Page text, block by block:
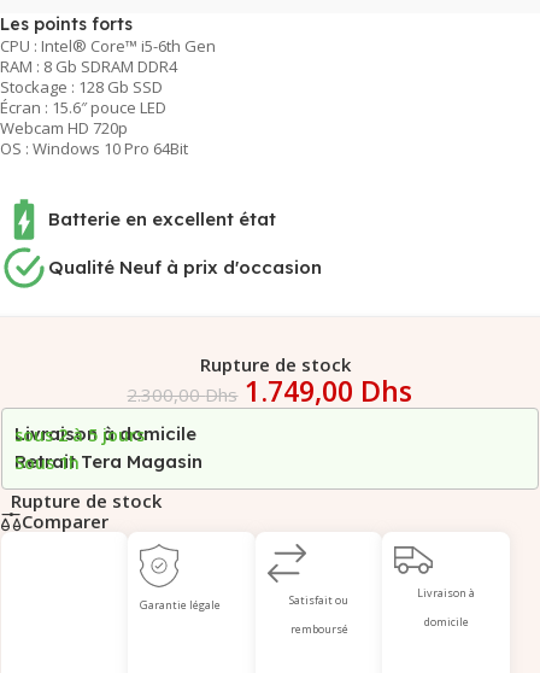
Les points forts
CPU : Intel® Core™ i5-6th Gen
RAM : 8 Gb SDRAM DDR4
Stockage : 128 Gb SSD
Écran : 15.6″ pouce LED
Webcam HD 720p
OS : Windows 10 Pro 64Bit
Batterie en excellent état
Qualité Neuf à prix d'occasion
Rupture de stock
2.300,00Dhs 1.749,00 Dhs
Livraison à domicile
sous 2 à 5 jours
Retrait Tera Magasin
Sous 1h
Rupture de stock
Comparer
Garantie légale
Satisfait ou
remboursé
Livraison à
domicile